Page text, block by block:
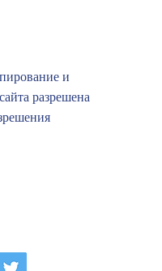
и
разрешена